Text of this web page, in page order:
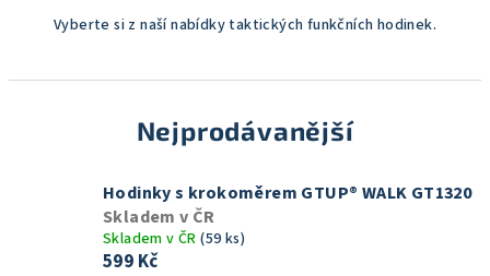
Vyberte si z naší nabídky taktických funkčních hodinek.
Nejprodávanější
Hodinky s krokoměrem GTUP® WALK GT1320
Skladem v ČR
Skladem v ČR(59 ks)
599 Kč